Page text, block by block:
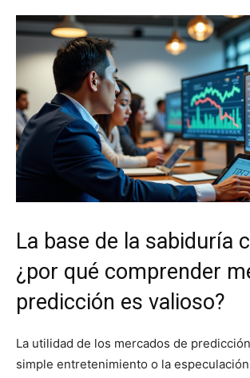
La base de la sabiduría
¿por qué comprender
predicción es valioso?
La utilidad de los mercados de
simple entretenimiento o la